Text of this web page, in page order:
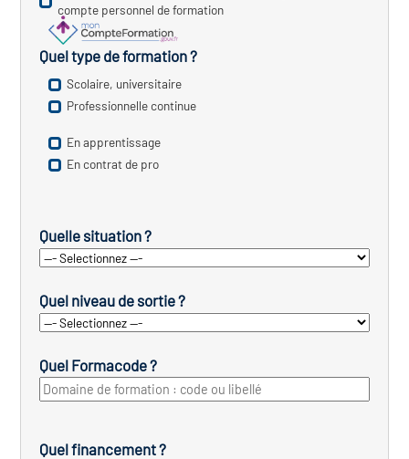
compte personnel de formation
Quel type de formation ?
Scolaire, universitaire
Professionnelle continue
En apprentissage
En contrat de pro
Quelle situation ?
Quel niveau de sortie ?
Quel Formacode ?
Quel financement ?